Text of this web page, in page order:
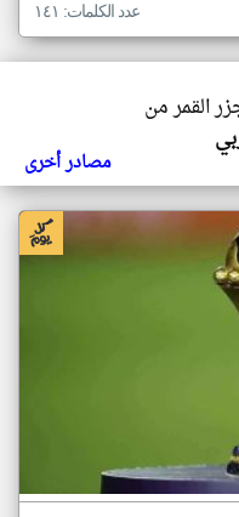
عدد الكلمات: ١٤١
القمر من
مصادر أخرى